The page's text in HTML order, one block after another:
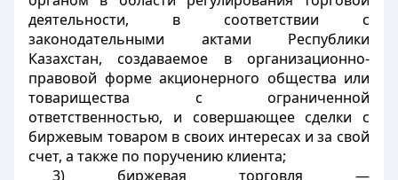
деятельности, в соответствии с
законодательными актами Республики
Казахстан, создаваемое в организационно-
правовой форме акционерного общества или
товарищества с ограниченной
ответственностью, и совершающее сделки с
биржевым товаром в своих интересах и за свой
счет, а также по поручению клиента;
3) биржевая торговля —